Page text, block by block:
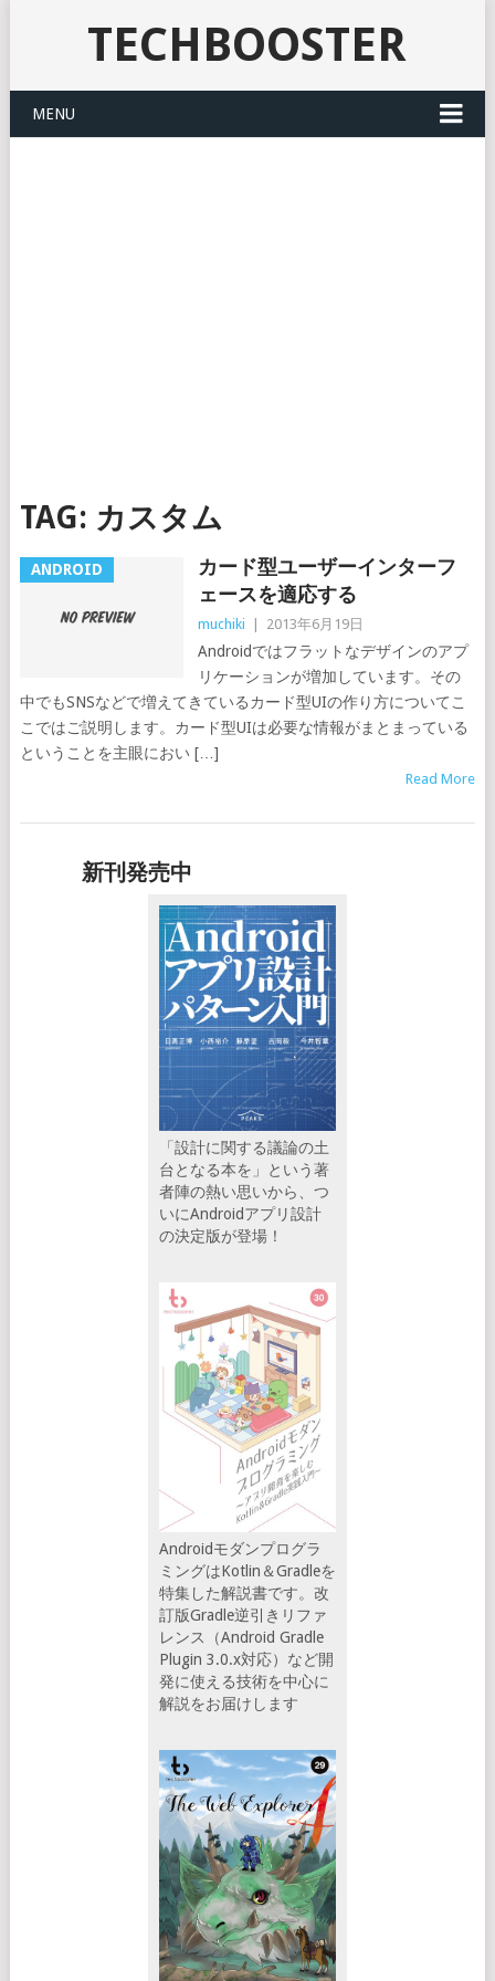
TECHBOOSTER
MENU
TAG: カスタム
ANDROID
カード型ユーザーインターフ
ェースを適応する
muchiki 2013年6月19日
Androidではフラットなデザインのアプ
リケーションが増加しています。その
中でもSNSなどで増えてきているカード型UIの作り方についてこ
こではご説明します。カード型UIは必要な情報がまとまっている
ということを主眼におい […]
Read More
新刊発売中
「設計に関する議論の土
台となる本を」という著
者陣の熱い思いから、つ
いにAndroidアプリ設計
の決定版が登場！
Androidモダンプログラ
ミングはKotlin＆Gradleを
特集した解説書です。改
訂版Gradle逆引きリファ
レンス（Android Gradle
Plugin 3.0.x対応）など開
発に使える技術を中心に
解説をお届けします